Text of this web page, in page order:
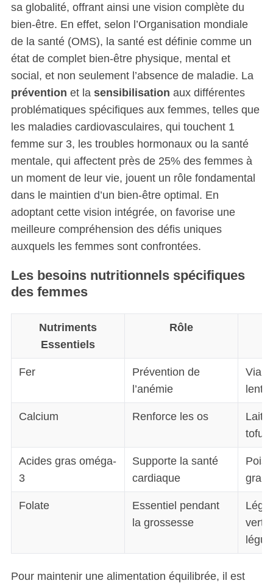
sa globalité, offrant ainsi une vision complète du
bien-être. En effet, selon l’Organisation mondiale
de la santé (OMS), la santé est définie comme un
état de complet bien-être physique, mental et
social, et non seulement l’absence de maladie. La
prévention et la sensibilisation aux différentes
problématiques spécifiques aux femmes, telles que
les maladies cardiovasculaires, qui touchent 1
femme sur 3, les troubles hormonaux ou la santé
mentale, qui affectent près de 25% des femmes à
un moment de leur vie, jouent un rôle fondamental
dans le maintien d’un bien-être optimal. En
adoptant cette vision intégrée, on favorise une
meilleure compréhension des défis uniques
auxquels les femmes sont confrontées.
Les besoins nutritionnels spécifiques
des femmes
Nutriments
Essentiels
Rôle
Fer
Prévention de
l’anémie
Calcium Renforce les os
Lait,
tofu
Acides gras oméga-
3
Supporte la santé
cardiaque
Folate
Essentiel pendant
la grossesse
Pour maintenir une alimentation équilibrée, il est